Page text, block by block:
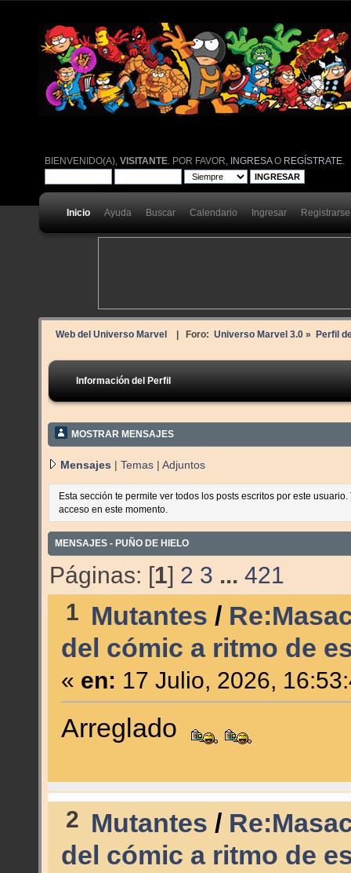
BIENVENIDO(A),VISITANTE . POR FAVOR, INGRESAO REGÍSTRATE
Inicio Ayuda Buscar Calendario Ingresar Registrarse
Web del Universo Marvel | Foro: Universo Marvel 3.0» Perfil
Información del Perfil
MOSTRAR MENSAJES
Mensajes | Temas | Adjuntos
Esta sección te permite ver todos los posts escritos por este
acceso en este momento.
MENSAJES - PUÑO DE HIELO
Páginas: [1] 2 3 ...421
1 Mutantes /
del cómic a ritmo de
« en: 17 Julio, 2026,
Arreglado
2 Mutantes /
del cómic a ritmo de